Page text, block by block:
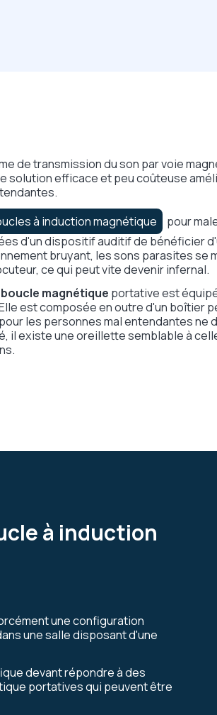
de transmission du son par voie
solution efficace et peu coûteuse
à induction magnétique
pour
d'un dispositif auditif de bénéficier
bruyant, les sons parasites se
ce qui peut vite devenir infernal.
boucle magnétique portative est
est composée en outre d'un boîtier
les personnes mal entendantes
il existe une oreillette semblable à
à induction
une configuration
une salle disposant d'une
devant répondre à des
portatives qui peuvent être